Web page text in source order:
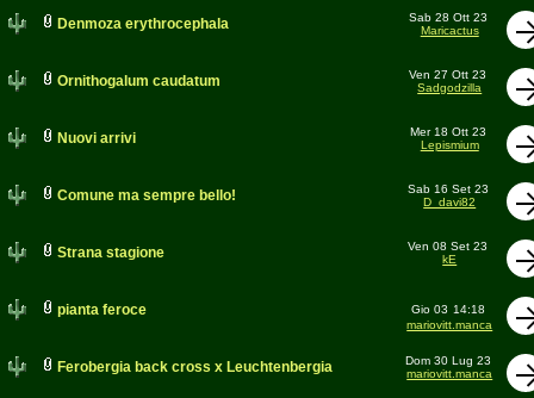
Denmoza erythrocephala
Sab 28 Ott 23
Maricactus
Ornithogalum caudatum
Ven 27 Ott 23
Sadgodzilla
Nuovi arrivi
Mer 18 Ott 23
Lepismium
Comune ma sempre bello!
Sab 16 Set 23
D_davi82
Strana stagione
Ven 08 Set 23
kE
pianta feroce Gio 03 14:18
mariovitt.manca
Ferobergia back cross x Leuchtenbergia
Dom 30 Lug 23
mariovitt.manca